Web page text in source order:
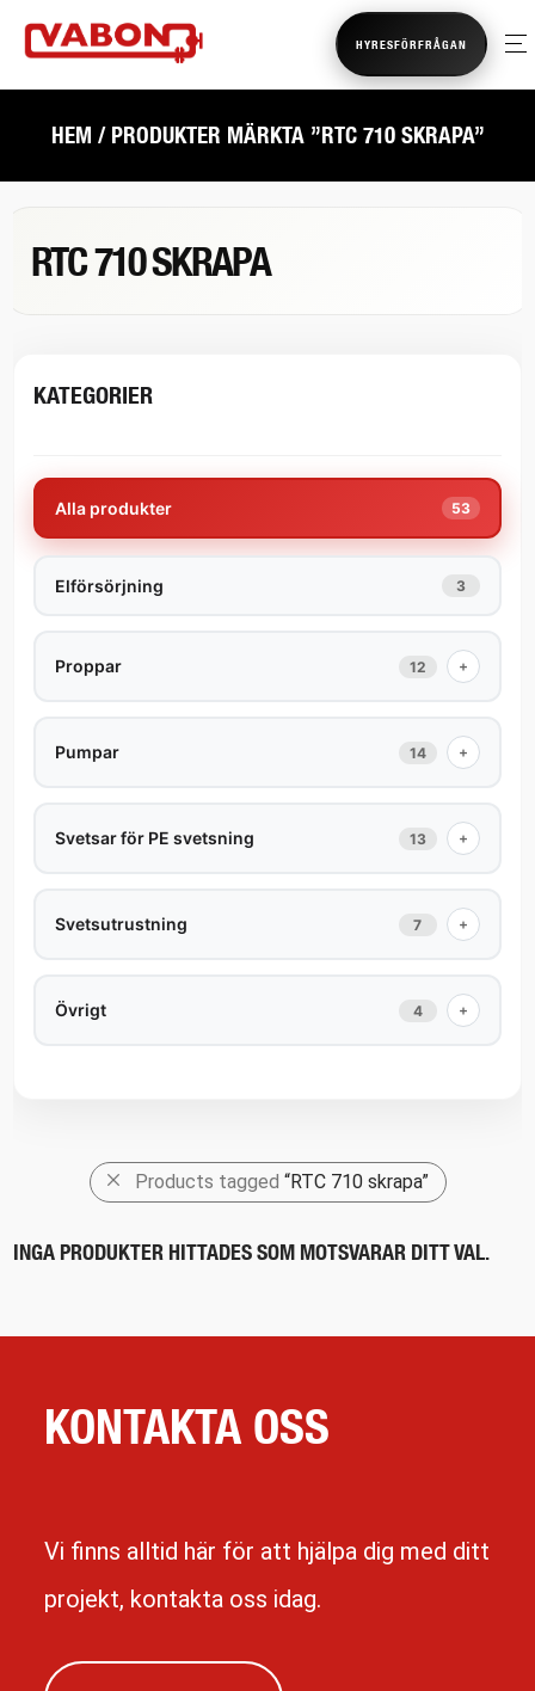
HYRESFÖRFRÅGAN
HEM / PRODUKTER MÄRKTA ”RTC 710 SKRAPA”
RTC 710 SKRAPA
KATEGORIER
Alla produkter 53
Elförsörjning 3
Proppar 12 +
Pumpar 14 +
Svetsar för PE svetsning 13 +
Svetsutrustning 7 +
Övrigt 4 +
Products tagged “RTC 710 skrapa”
INGA PRODUKTER HITTADES SOM MOTSVARAR DITT VAL.
KONTAKTA OSS
Vi finns alltid här för att hjälpa dig med ditt
projekt, kontakta oss idag.